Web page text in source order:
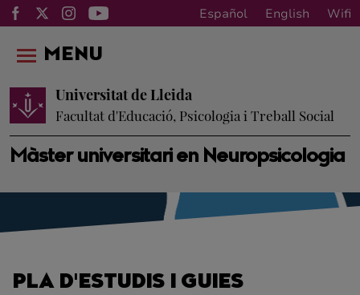
Español English Wifi
Màster universitari en Neuropsicologia
Universitat de Lleida
Facultat d'Educació, Psicologia i Treball Social
MENU
PLA D'ESTUDIS I GUIES